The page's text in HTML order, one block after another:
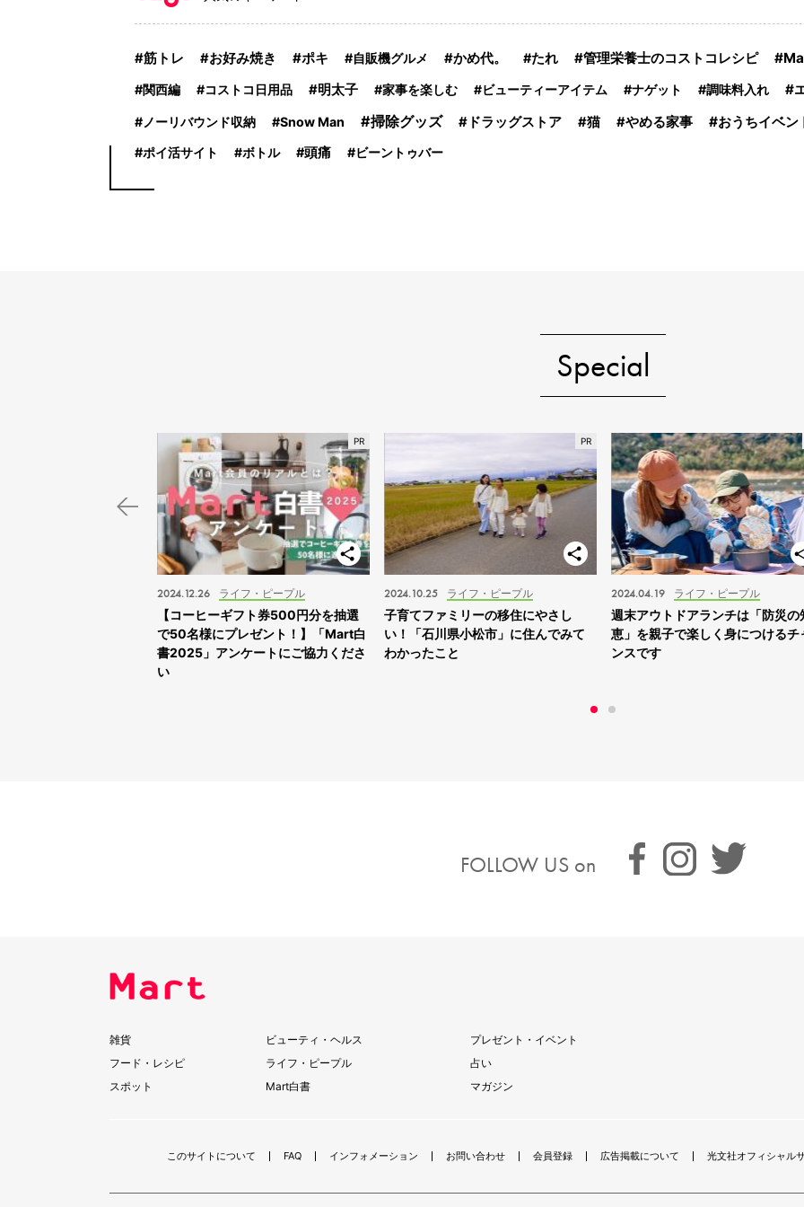
筋トレ お好み焼き ポキ 自販機グルメ かめ代。 たれ 管理栄養士のコストコレシピ
関西編 コストコ日用品 明太子 家事を楽しむ ビューティーアイテム ナゲット 調味料入れ
ノーリバウンド収納 Snow Man 掃除グッズ ドラッグストア 猫 やめる家事 おうちイベン
ポイ活サイト ボトル 頭痛 ビーントゥバー
Special
ライフ・ピープル
2024.12.26
【コーヒーギフト券500円分を抽選
で50名様にプレゼント！】「Mart白
書2025」アンケートにご協力くださ
い
ライフ・ピープル
2024.10.25
子育てファミリーの移住にやさし
い！「石川県小松市」に住んでみて
わかったこと
ライフ・ピープル
2024.04.19
週末アウトドアランチは「防災の
恵」を親子で楽しく身につけるチ
ンスです
FOLLOW US on
雑貨
フード・レシピ
スポット
ビューティ・ヘルス
ライフ・ピープル
Mart白書
プレゼント・イベント
占い
マガジン
このサイトについて FAQ インフォメーション お問い合わせ 会員登録 広告掲載について 光文社オフィシャル